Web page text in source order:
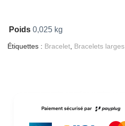
Poids 0,025 kg
Étiquettes : Bracelet Bracelets larges